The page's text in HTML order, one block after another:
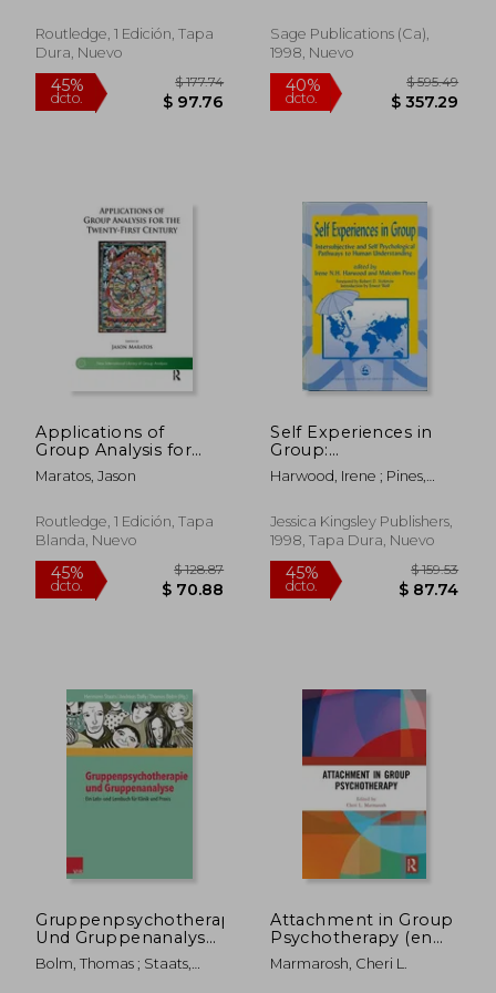
$ 285.64
40%
dcto.
45% 40%
1979 (en Inglés)
Routledge, 1 Edición, Tapa
Dura, Nuevo
Sage Publications (ca),
1998, Nuevo
Applications of
Group Analysis for
the Twenty-First
Century: Applications
Maratos, Jason
Routledge, 1 Edición, Tapa
Blanda, Nuevo
Self Experiences in
Group:
Intersubjective and
Self Psychological
Understanding (en
Inglés)
Harwood, Irene ; Pines,
Jessica Kingsley Publishers,
1998, Tapa Dura, Nuevo
Gruppenpsychotherapie
Und Gruppenanalyse:
Ein Lehr- Und
Lernbuch Fur Klinik
Bolm, Thomas ; Staats,
Attachment in Group
Psychotherapy (en
Inglés)
Marmarosh, Cheri L.